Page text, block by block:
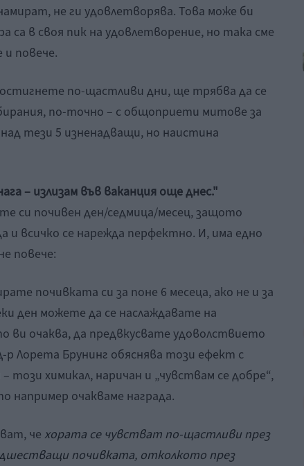
не ги удовлетворява. Това може би
са в своя пик на удовлетворение, но така сме
и повече.
по-щастливи дни, ще трябва да се
по-точно – с общоприети митове за
тези 5 изненадващи, но наистина
– излизам във ваканция още днес."
си почивен ден/седмица/месец, защото
всичко се нарежда перфектно. И, има едно
повече:
почивката си за поне 6 месеца, ако не и за
ден можете да се наслаждавате на
ви очаква, да предвкусвате удоволствието
р Лорета Брунинг обяснява този ефект с
този химикал, наричан и „чувствам се добре“,
например очакваме награда.
че хората се чувстват по-щастливи през
почивката, отколкото през